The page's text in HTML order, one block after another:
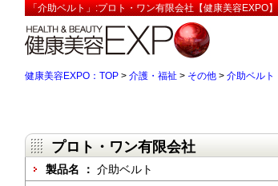
「介助ベルト」:プロト・ワン有限会社【健康美容EXPO】
健康美容EXPO：TOP > 介護・福祉 > その他 > 介助ベルト
プロト・ワン有限会社
製品名 ： 介助ベルト